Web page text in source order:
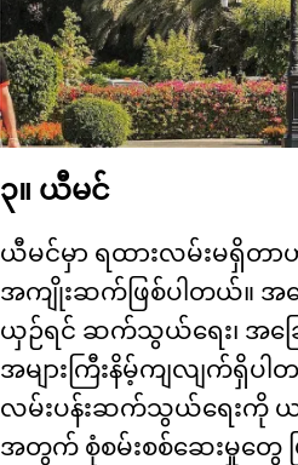
၃။ ယီမင်
ယီမင်မှာ ရထားလမ်းမရှိတာဟ
အကျိုးဆက်ဖြစ်ပါတယ်။ အ
ယှဉ်ရင် ဆက်သွယ်ရေး၊ အခ
အများကြီးနိမ့်ကျလျက်ရှိ
လမ်းပန်းဆက်သွယ်ရေးကို
အတွက် စုံစမ်းစစ်ဆေးမှုတွ